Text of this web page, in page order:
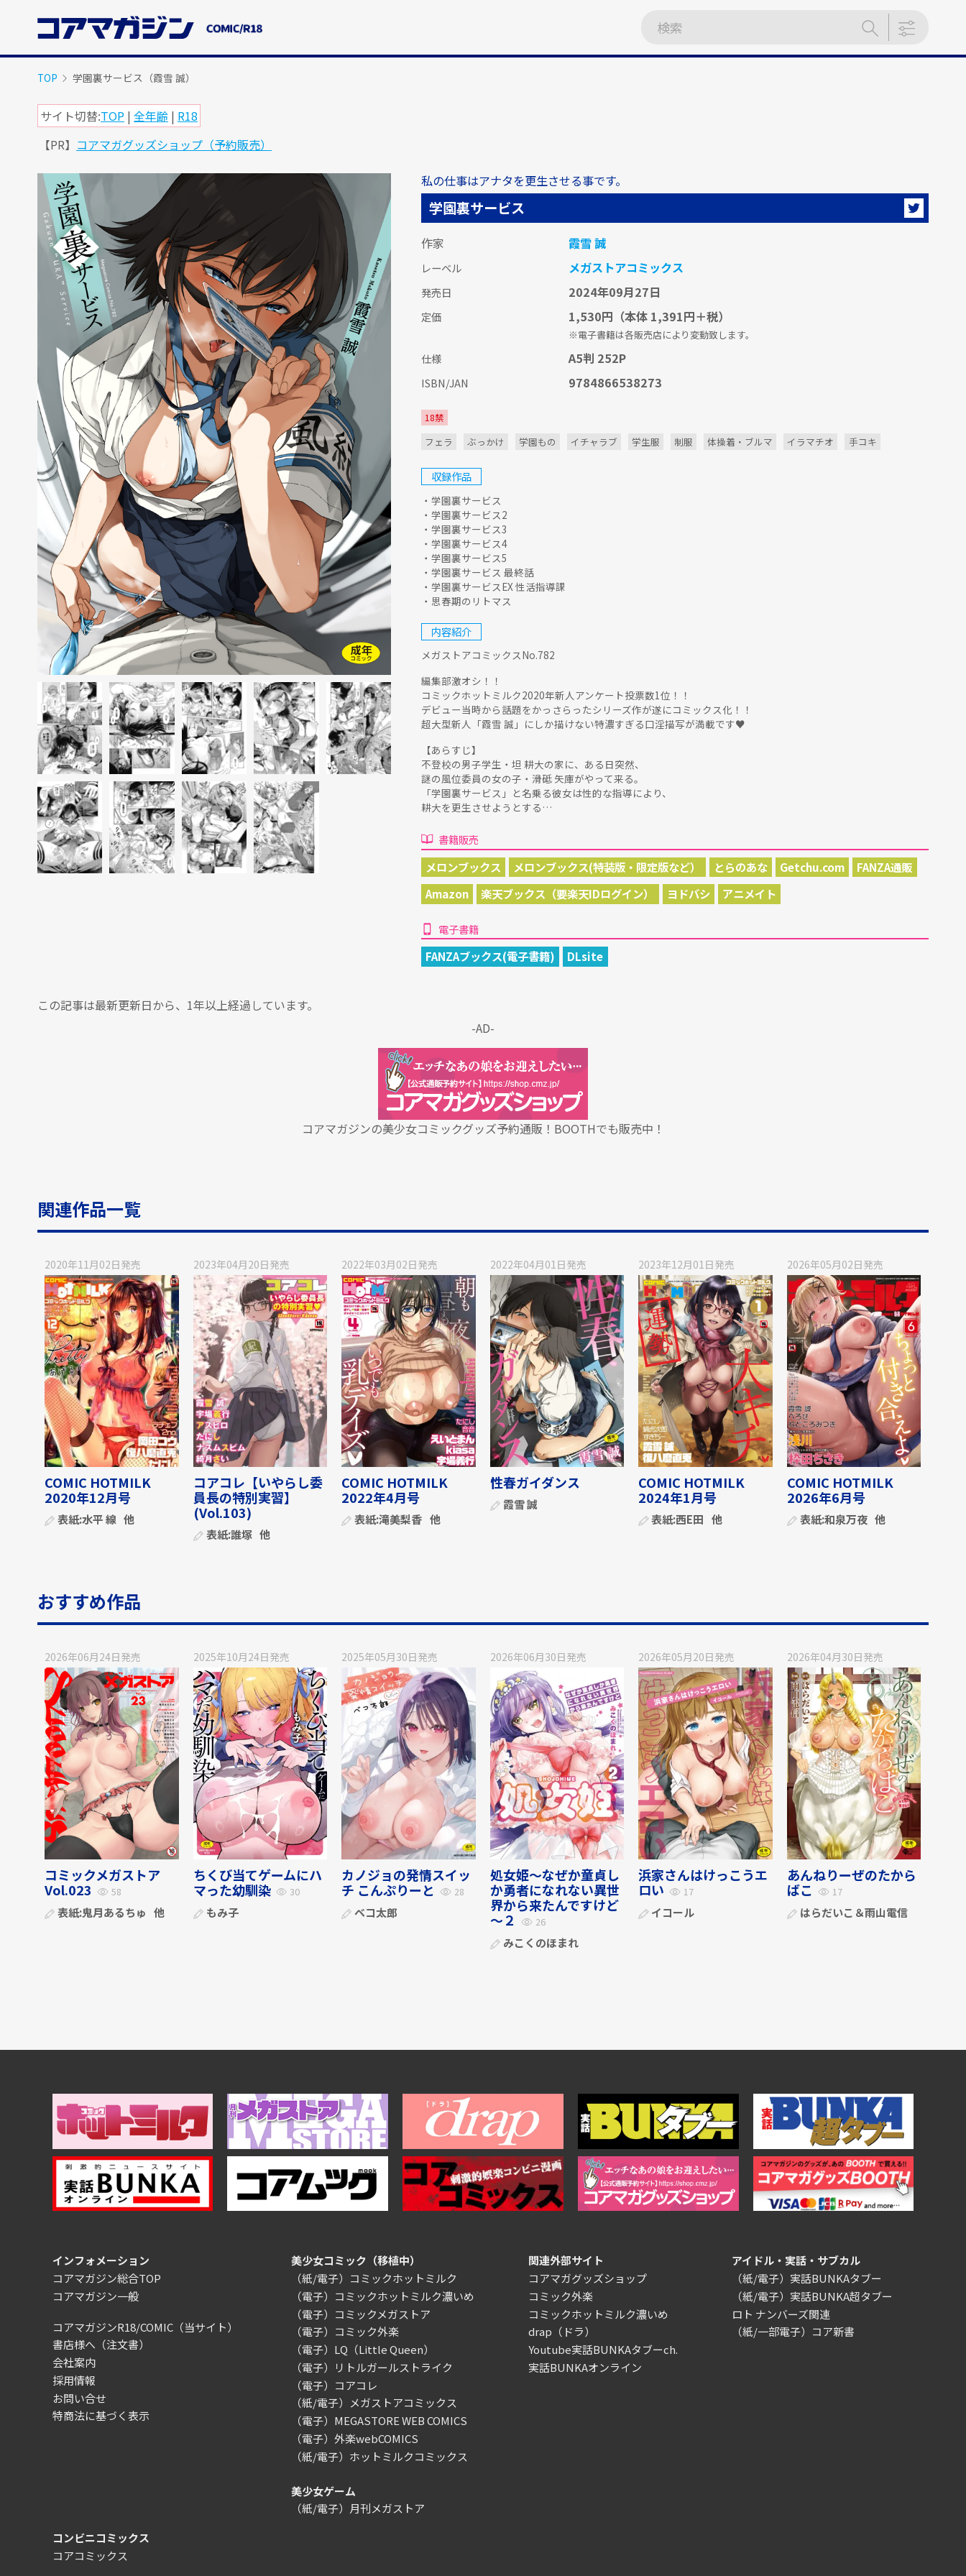
コ
TOP 学園裏サービス（霞雪 誠）
サイト切替:TOP | 全年齢 | R18
【PR】 コアマガグッズショップ（予約販売）
私の仕事はアナタを更生させる事です。
学園裏サービス
作家 霞雪 誠
レーベル メガストアコミックス
発売日 2024年09月27日
定価 1,530円 （本体 1,391円＋税）
※電子書籍は各販売店により変動致します。
仕様 A5判 252P
ISBN/JAN 9784866538273
18禁
フェラ
ぶっかけ 学園もの イチャラブ 学生服 制服 体操着・ブルマ イラマチオ 手コキ
収録作品
・学園裏サービス
・学園裏サービス2
・学園裏サービス3
・学園裏サービス4
・学園裏サービス5
・学園裏サービス 最終話
・学園裏サービスEX 性活指導課
・思春期のリトマス
内容紹介
メガストアコミックスNo.782
編集部激オシ！！
コミックホットミルク2020年新人アンケート投票数1位！！
デビュー当時から話題をかっさらったシリーズ作が遂にコミックス化！！
超大型新人「霞雪 誠」にしか描けない特濃すぎる口淫描写が満載です♥
【あらすじ】
不登校の男子学生・坦 耕大の家に、ある日突然、
謎の風位委員の女の子・滑砥 矢庫がやって来る。
「学園裏サービス」と名乗る彼女は性的な指導により、
耕大を更生させようとする…
書籍販売
メロンブックス メロンブックス(特装版・限定版など） とらのあな Getchu.com
FANZA通販
Amazon
楽天ブックス（要楽天IDログイン） ヨドバシ アニメイト
電子書籍
FANZAブックス(電子書籍) DLsite
この記事は最新更新日から、1年以上経過しています。
-AD-
コアマガジンの美少女コミックグッズ予約通販！BOOTHでも販売中！
関連作品一覧
2020年11月02日発売
COMIC HOTMILK
2020年12月号
表紙:水平 線 他
2023年04月20日発売
コアコレ【いやらし委
員長の特別実習】
(Vol.103)
表紙:誰塚 他
2022年03月02日発売
COMIC HOTMILK
2022年4月号
表紙:滝美梨香 他
2022年04月01日発売
性春ガイダンス
霞雪 誠
2023年12月01日発売
COMIC HOTMILK
2024年1月号
表紙:西E田 他
2026年05月02日発売
COMIC HOTMILK
2026年6月号
表紙:和泉万夜 他
おすすめ作品
2026年06月24日発売
コミックメガストア
Vol.023
58
表紙:鬼月あるちゅ 他
2025年10月24日発売
ちくび当てゲームにハ
マった幼馴染
30
もみ子
2025年05月30日発売
カノジョの発情スイッ
チ こんぷりーと
28
ベコ太郎
2026年06月30日発売
処女姫～なぜか童貞し
か勇者になれない異世
界から来たんですけど
～２
26
みこくのほまれ
2026年05月20日発売
浜家さんはけっこうエ
ロい
17
イコール
2026年04月30日発売
あんねりーぜのたから
ばこ
17
はらだいこ＆雨山電信
インフォメーション
コアマガジン総合TOP
コアマガジン一般
コアマガジンR18/COMIC（当サイト）
書店様へ（注文書）
会社案内
採用情報
お問い合せ
特商法に基づく表示
美少女コミック（移植中）
（紙/電子）コミックホットミルク
（電子）コミックホットミルク濃いめ
（電子）コミックメガストア
（電子）コミック外楽
（電子）LQ（Little Queen）
（電子）リトルガールストライク
（電子）コアコレ
（紙/電子）メガストアコミックス
（電子）MEGASTORE WEB COMICS
（電子）外楽webCOMICS
（紙/電子）ホットミルクコミックス
美少女ゲーム
（紙/電子）月刊メガストア
関連外部サイト
コアマガグッズショップ
コミック外楽
コミックホットミルク濃いめ
drap（ドラ）
Youtube実話BUNKAタブーch.
実話BUNKAオンライン
アイドル・実話・サブカル
（紙/電子）実話BUNKAタブー
（紙/電子）実話BUNKA超タブー
ロト ナンバーズ関連
（紙/一部電子）コア新書
コンビニコミックス
コアコミックス